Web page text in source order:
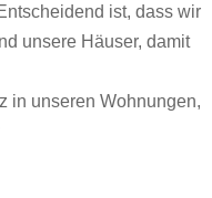
ist, dass wir
unsere Häuser, damit
in unseren Wohnungen,